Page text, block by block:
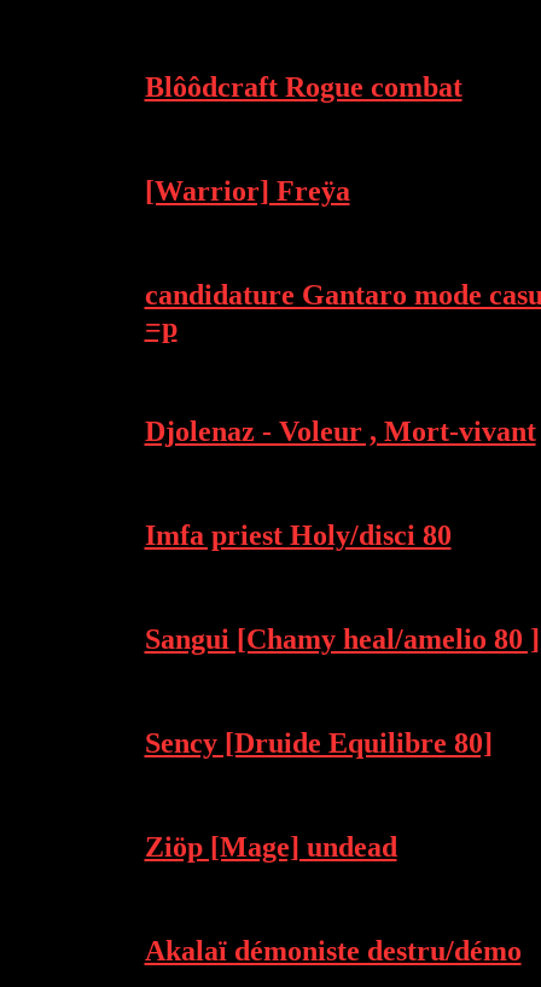
Blôôdcraft Rogue combat
[Warrior] Freÿa
candidature Gantaro mode
=p
Djolenaz - Voleur , Mort-vivant
Imfa priest Holy/disci 80
Sangui [Chamy heal/amelio 80 ]
Sency [Druide Equilibre 80]
Ziöp [Mage] undead
Akalaï démoniste destru/démo